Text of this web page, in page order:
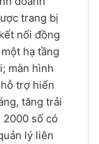
trang bị
nối đồng
hạ tầng
màn hình
trợ hiển
tăng trải
2000 số có
lý liên